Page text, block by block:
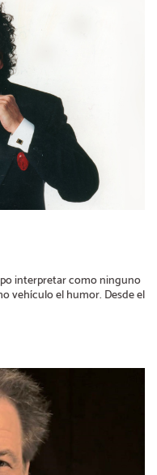
interpretar como ninguno
vehículo el humor. Desde el